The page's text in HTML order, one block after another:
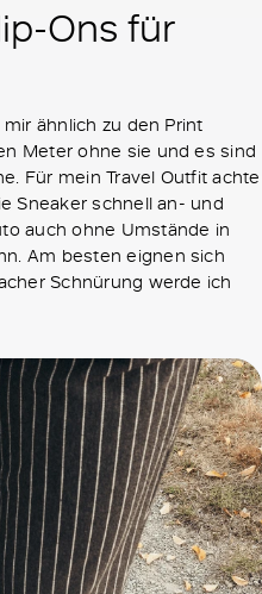
Ons für
ähnlich zu den Print
Meter ohne sie und es sind
Für mein Travel Outfit achte
Sneaker schnell an- und
auch ohne Umstände in
Am besten eignen sich
Schnürung werde ich